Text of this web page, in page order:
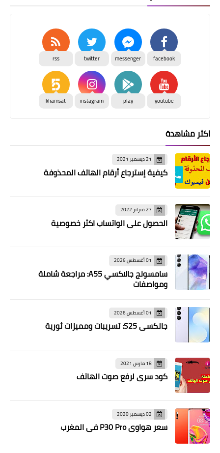
facebook
messenger
twitter
rss
youtube
play
instagram
khamsat
اكثر مشاهدة
21 ديسمبر 2021
كيفية إسترجاع أرقام الهاتف المحذوفة
27 فبراير 2022
الحصول على الواتساب اكثر خصوصية
01 أغسطس 2026
سامسونج جالاكسي A55: مراجعة شاملة
ومواصفات
01 أغسطس 2026
جالكسي S25: تسريبات ومميزات ثورية
18 مارس 2021
كود سري لرفع صوت الهاتف
02 ديسمبر 2020
سعر هواوي P30 Pro في المغرب